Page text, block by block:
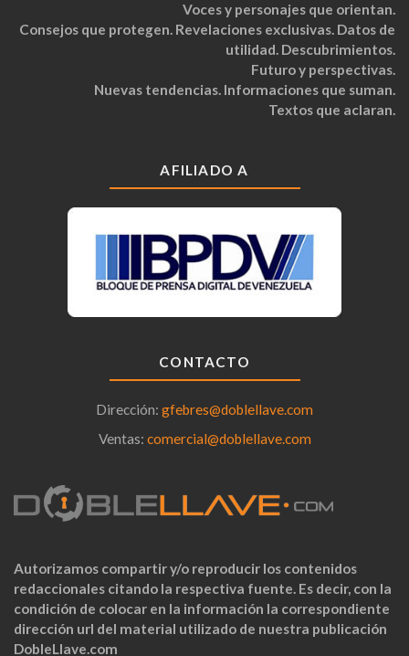
Voces y personajes que orientan.
Consejos que protegen. Revelaciones exclusivas. Datos de
utilidad. Descubrimientos.
Futuro y perspectivas.
Nuevas tendencias. Informaciones que suman.
Textos que aclaran.
AFILIADO A
CONTACTO
Dirección: gfebres@doblellave.com
Ventas: comercial@doblellave.com
Autorizamos compartir y/o reproducir los contenidos
redaccionales citando la respectiva fuente. Es decir, con la
condición de colocar en la información la correspondiente
dirección url del material utilizado de nuestra publicación
DobleLlave.com